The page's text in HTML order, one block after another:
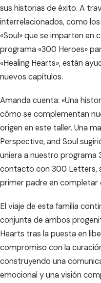
sus historias de éxito. A
interrelacionados, como
«Soul» que se imparten en
programa «300 Heroes»
«Healing Hearts», están
nuevos capítulos.
Amanda cuenta: «Una
cómo se complementan
origen en este taller. Una
Perspective, and Soul
uniera a nuestro programa
contacto con 300 Letters,
primer padre en completar
El viaje de esta familia
conjunta de ambos
Hearts tras la puesta en
compromiso con la
construyendo una
emocional y una visión